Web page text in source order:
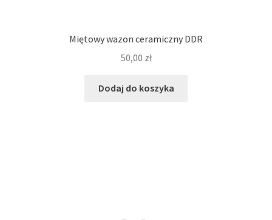
Miętowy wazon ceramiczny DDR
50,00 zł
Dodaj do koszyka